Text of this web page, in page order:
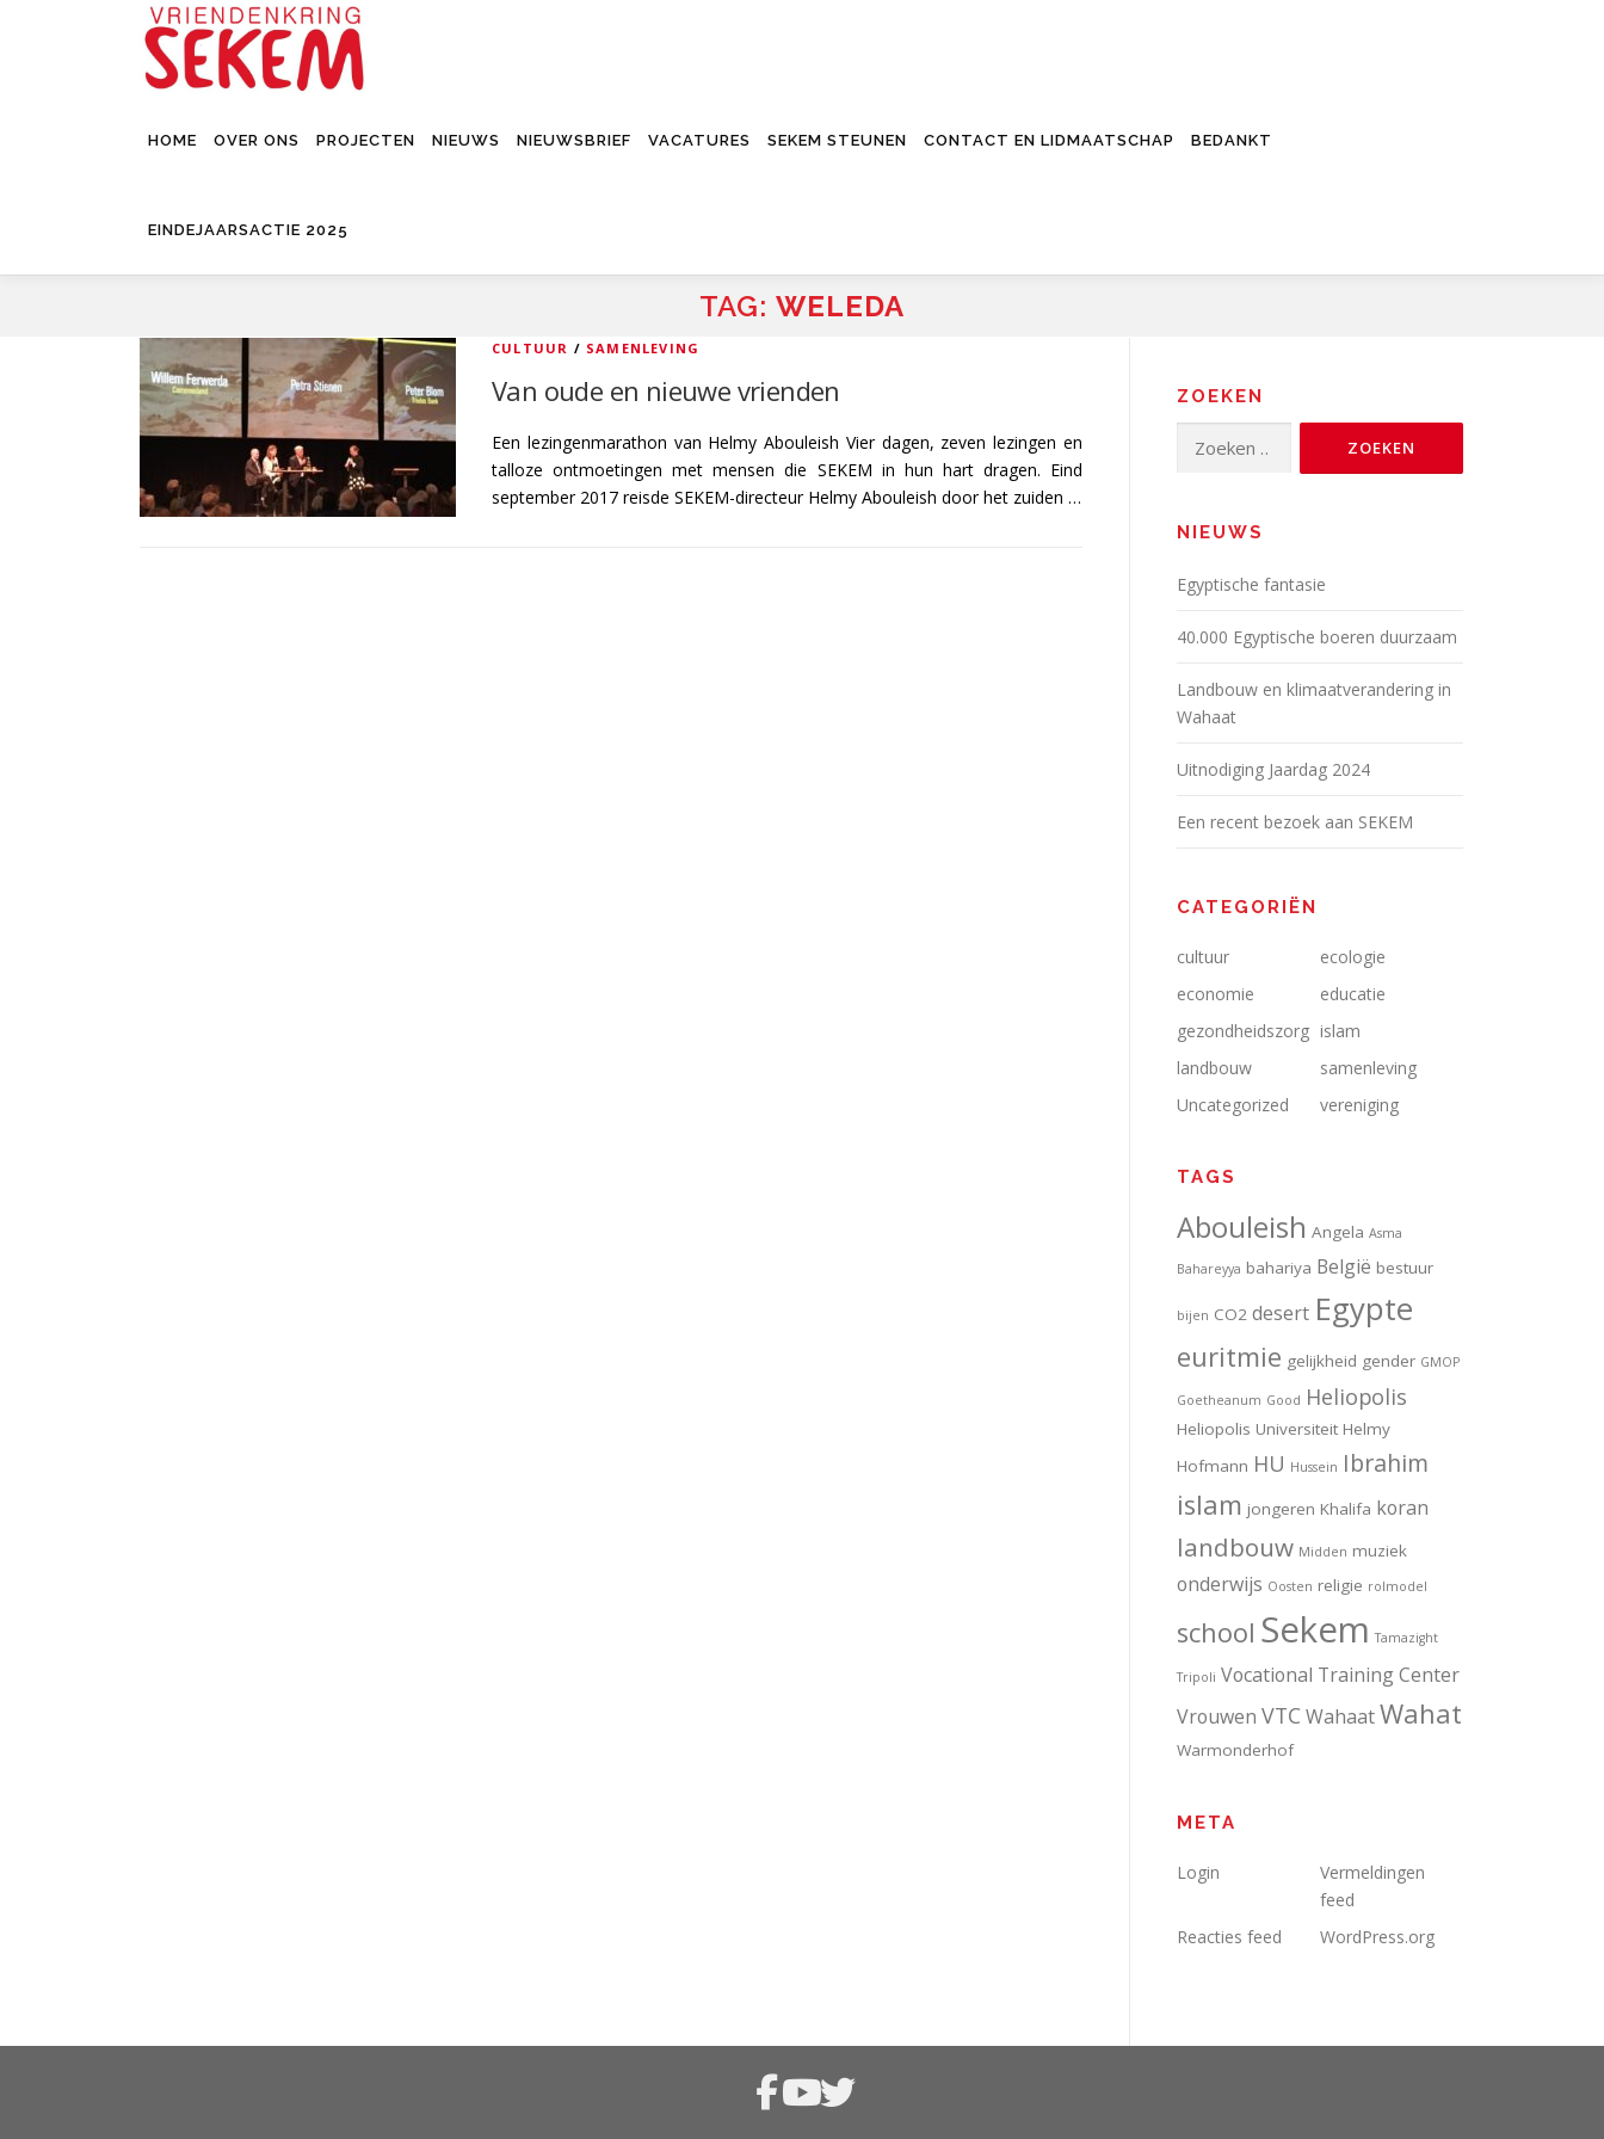
HOME OVER ONS PROJECTEN NIEUWS NIEUWSBRIEF VACATURES SEKEM STEUNEN CONTACT EN LIDMAATSCHAP BEDANKT
EINDEJAARSACTIE 2025
TAG: WELEDA
CULTUUR / SAMENLEVING
Van oude en nieuwe vrienden
Een lezingenmarathon van Helmy Abouleish Vier dagen, zeven lezingen en
talloze ontmoetingen met mensen die SEKEM in hun hart dragen. Eind
september 2017 reisde SEKEM-directeur Helmy Abouleish door het zuiden …
ZOEKEN
naar:
NIEUWS
Egyptische fantasie
40.000 Egyptische boeren duurzaam
Landbouw en klimaatverandering in
Wahaat
Uitnodiging Jaardag 2024
Een recent bezoek aan SEKEM
CATEGORIËN
cultuur
ecologie
economie
educatie
gezondheidszorg islam
landbouw
samenleving
Uncategorized
vereniging
TAGS
Abouleish Angela Asma
Bahareyya bahariya België bestuur
bijen CO2 desert Egypte
euritmie gelijkheid gender GMOP
Goetheanum Good Heliopolis
Heliopolis Universiteit Helmy
Hofmann HU Hussein Ibrahim
islam jongeren Khalifa koran
landbouw Midden muziek
onderwijs Oosten religie rolmodel
school Sekem Tamazight
Tripoli Vocational Training Center
Vrouwen VTC WahaatWahat
Warmonderhof
META
Login
Vermeldingen
feed
Reacties feed
WordPress.org